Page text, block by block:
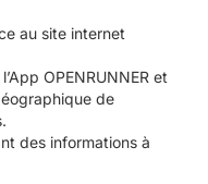
au site internet
OPENRUNNER et
de
des informations à